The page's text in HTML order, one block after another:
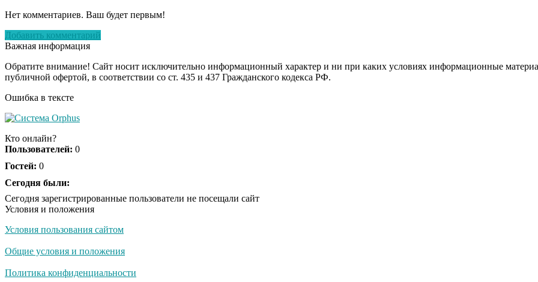
Нет комментариев. Ваш будет первым!
Добавить комментарий
Важная информация
Обратите внимание! Сайт носит исключительно информационный характер и ни при каких условиях информационные
публичной офертой, в соответствии со ст. 435 и 437 Гражданского кодекса РФ.
Ошибка в тексте
Кто онлайн?
Пользователей: 0
Гостей: 0
Сегодня были:
Сегодня зарегистрированные пользователи не посещали сайт
Условия и положения
Условия пользования сайтом
Общие условия и положения
Политика конфиденциальности